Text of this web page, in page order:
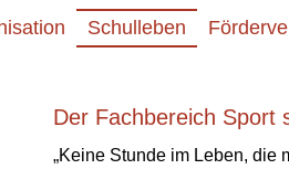
Schulleben
Der Fachbereich Sport
„Keine Stunde im Leben, die